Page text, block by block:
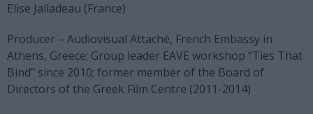
Elise Jalladeau (France)
Producer – Audiovisual Attaché, French Embassy in
Athens, Greece; Group leader EAVE workshop “Ties That
Bind” since 2010; former member of the Board of
Directors of the Greek Film Centre (2011-2014)